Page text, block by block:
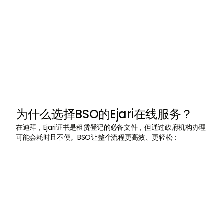
为什么选择BSO的Ejari在线服务？
在迪拜，Ejari证书是租赁登记的必备文件，但通过政府机构办理
可能会耗时且不便。BSO让整个流程更高效、更轻松：